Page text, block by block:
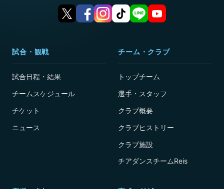
試合・観戦
試合日程・結果
チームスケジュール
チケット
ニュース
チーム・クラブ
トップチーム
選手・スタッフ
クラブ概要
クラブヒストリー
クラブ施設
チアダンスチームReis